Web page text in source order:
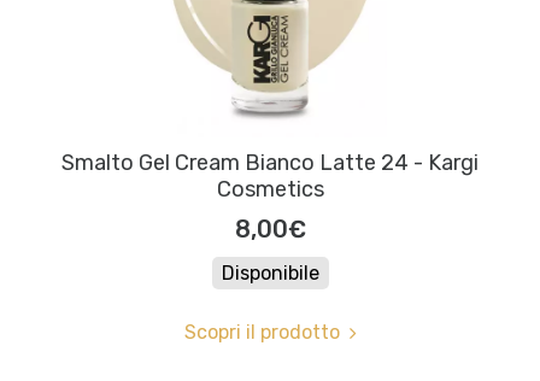
Smalto Gel Cream Bianco Latte 24 - Kargi
Cosmetics
8,00€
Disponibile
Scopri il prodotto